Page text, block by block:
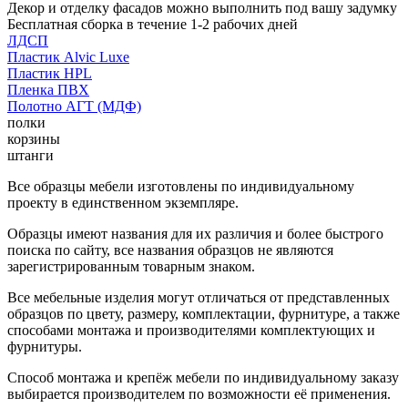
Декор и отделку фасадов можно выполнить под вашу задумку
Бесплатная сборка в течение 1-2 рабочих дней
ЛДСП
Пластик Alvic Luxe
Пластик HPL
Пленка ПВХ
Полотно АГТ (МДФ)
полки
корзины
штанги
Все образцы мебели изготовлены по индивидуальному
проекту в единственном экземпляре.
Образцы имеют названия для их различия и более быстрого
поиска по сайту, все названия образцов не являются
зарегистрированным товарным знаком.
Все мебельные изделия могут отличаться от представленных
образцов по цвету, размеру, комплектации, фурнитуре, а также
способами монтажа и производителями комплектующих и
фурнитуры.
Способ монтажа и крепёж мебели по индивидуальному заказу
выбирается производителем по возможности её применения.